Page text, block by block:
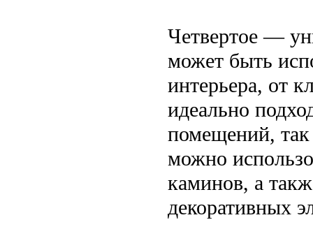
Четвертое —
может быть
интерьера, от
идеально
помещений,
можно
каминов, а
декоративных